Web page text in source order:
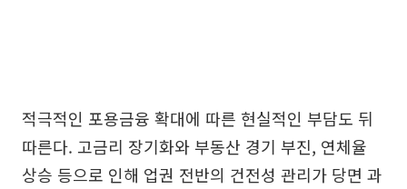
적극적인 포용금융 확대에 따른 현실적인 부담도 뒤
따른다. 고금리 장기화와 부동산 경기 부진, 연체율
상승 등으로 인해 업권 전반의 건전성 관리가 당면 과